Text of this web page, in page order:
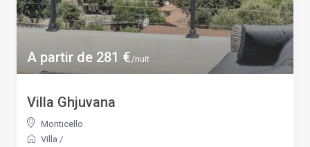
A partir de 281 €/nuit
Villa Ghjuvana
Monticello
Villa /